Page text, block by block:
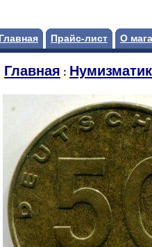
Главная Прайс-лист О
Главная :